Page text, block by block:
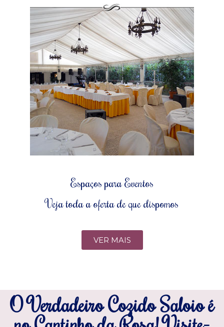
Espaços para Eventos
Veja toda a oferta de que dispomos
VER MAIS
O Verdadeiro Cozido Saloio é